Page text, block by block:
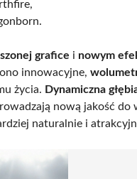
grafice i nowym
innowacyjne,
życia. Dynamiczna
nową jakość do
naturalnie i